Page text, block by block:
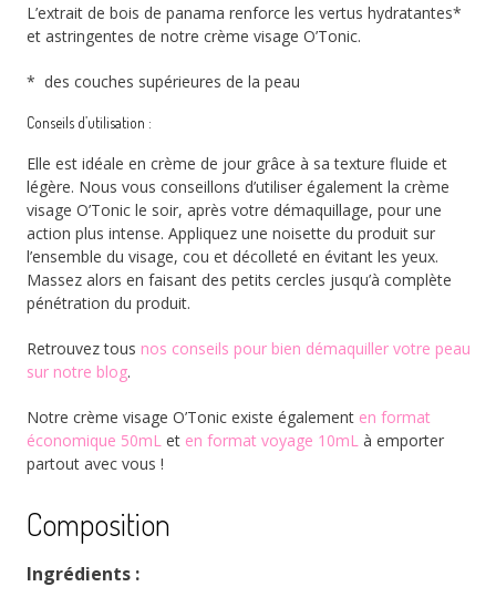
L’extrait de bois de panama renforce les vertus hydratantes*
et astringentes de notre crème visage O’Tonic.
* des couches supérieures de la peau
Conseils d’utilisation :
Elle est idéale en crème de jour grâce à sa texture fluide et
légère. Nous vous conseillons d’utiliser également la crème
visage O’Tonic le soir, après votre démaquillage, pour une
action plus intense. Appliquez une noisette du produit sur
l’ensemble du visage, cou et décolleté en évitant les yeux.
Massez alors en faisant des petits cercles jusqu’à complète
pénétration du produit.
Retrouvez tous nos conseils pour bien démaquiller votre peau
sur notre blog.
Notre crème visage O’Tonic existe également en format
économique 50mL et en format voyage 10mL à emporter
partout avec vous !
Composition
Ingrédients :